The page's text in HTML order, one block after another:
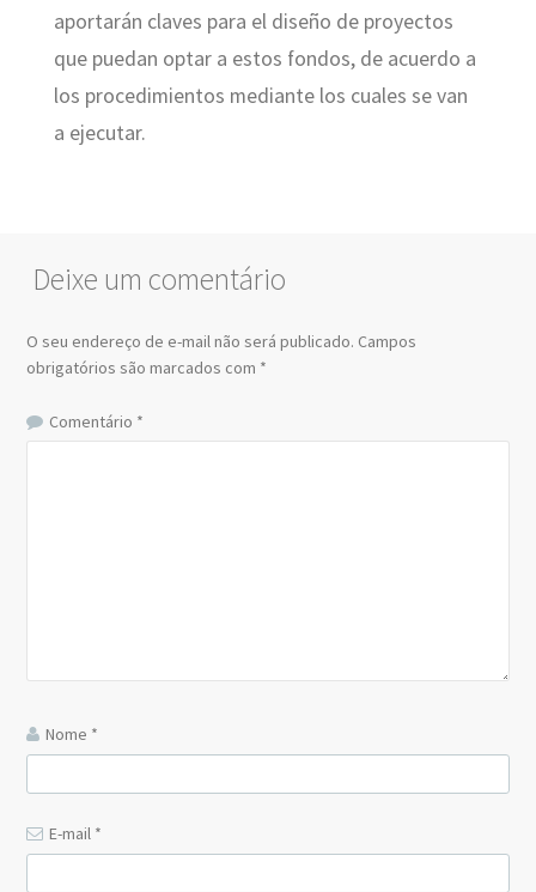
aportarán claves para el diseño de proyectos
que puedan optar a estos fondos, de acuerdo a
los procedimientos mediante los cuales se van
a ejecutar.
Deixe um comentário
O seu endereço de e-mail não será publicado. Campos
obrigatórios são marcados com *
Comentário *
Nome *
E-mail *